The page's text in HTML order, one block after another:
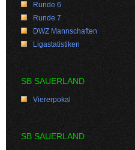
Runde 6
Runde 7
DWZ Mannschaften
Ligastatistiken
SB SAUERLAND
Viererpokal
SB SAUERLAND